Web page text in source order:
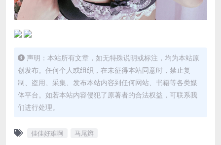
声明：本站所有文章，如无特殊说明或标注，均为本站原
创发布。任何个人或组织，在未征得本站同意时，禁止复
制、盗用、采集、发布本站内容到任何网站、书籍等各类媒
体平台。如若本站内容侵犯了原著者的合法权益，可联系我
们进行处理。
佳佳好难啊 马尾辫